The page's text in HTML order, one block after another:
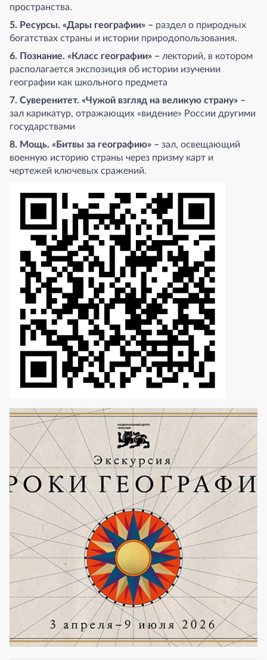
пространства.
5. Ресурсы. «Дары географии» – раздел о природных
богатствах страны и истории природопользования.
6. Познание. «Класс географии» – лекторий, в котором
располагается экспозиция об истории изучении
географии как школьного предмета
7. Суверенитет. «Чужой взгляд на великую страну» –
зал карикатур, отражающих «видение» России другими
государствами
8. Мощь. «Битвы за географию» – зал, освещающий
военную историю страны через призму карт и
чертежей ключевых сражений.